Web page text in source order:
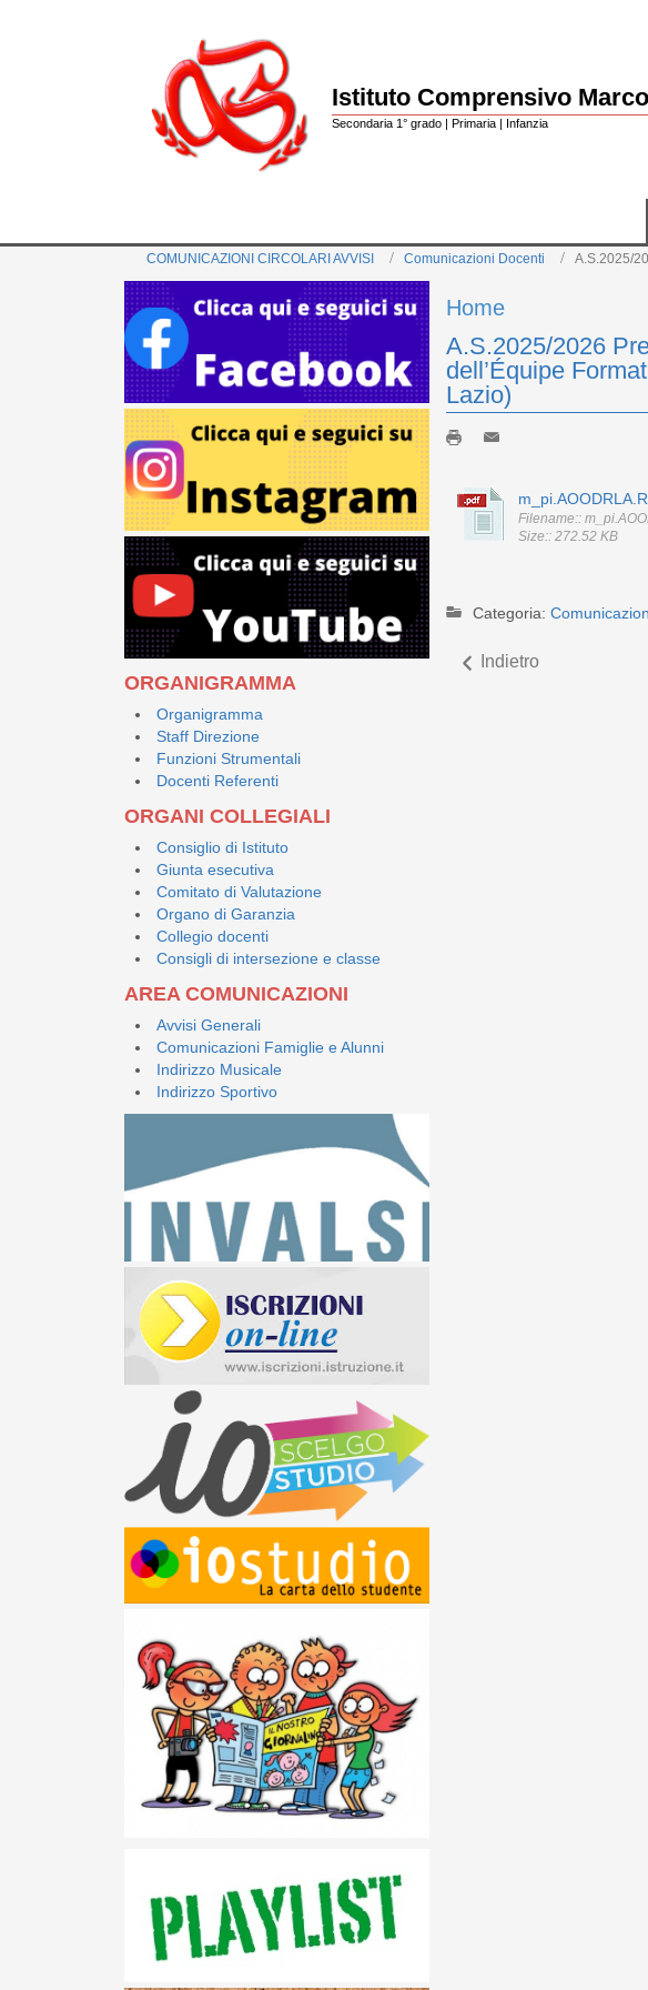
Istituto Comprensivo
Secondaria 1° grado | Primaria | Infanzia
COMUNICAZIONI CIRCOLARI AVVISI Comunicazioni Docenti A.S.2025/
ORGANIGRAMMA
Organigramma
Staff Direzione
Funzioni Strumentali
Docenti Referenti
ORGANI COLLEGIALI
Consiglio di Istituto
Giunta esecutiva
Comitato di Valutazione
Organo di Garanzia
Collegio docenti
Consigli di intersezione e classe
AREA COMUNICAZIONI
Avvisi Generali
Comunicazioni Famiglie e Alunni
Indirizzo Musicale
Indirizzo Sportivo
Home
A.S.2025/2026
dell’Équipe
Lazio)
Filename::
Size:: 272.52 KB
Categoria:
Indietro